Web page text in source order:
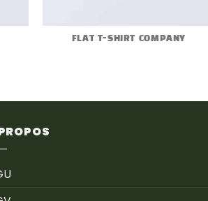
FLAT T-SHIRT COMPANY